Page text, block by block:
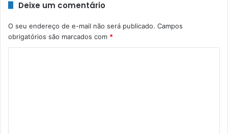
Deixe um comentário
O seu endereço de e-mail não será publicado. Campos
obrigatórios são marcados com *